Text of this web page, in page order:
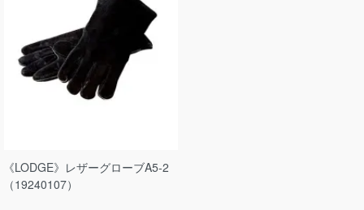
《LODGE》レザーグローブA5-2
（19240107）